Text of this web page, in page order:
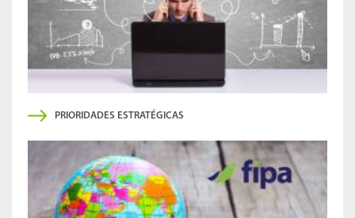
PRIORIDADES ESTRATÉGICAS